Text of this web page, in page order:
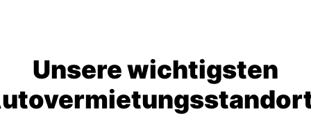
Unsere wichtigsten